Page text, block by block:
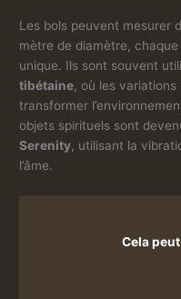
Les bols peuvent mesurer
mètre de diamètre,
unique. Ils sont souvent
tibétaine , où les
transformer
objets spirituels sont
Serenity , utilisant la
l’âme.
Cela